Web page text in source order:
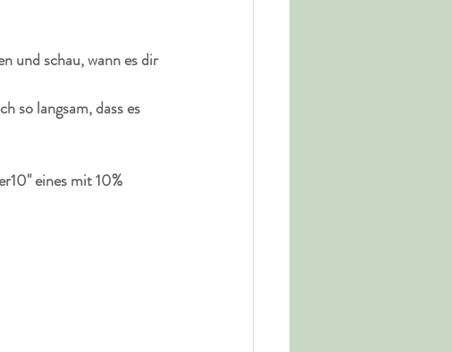
und schau, wann es dir
so langsam, dass es
eines mit 10%